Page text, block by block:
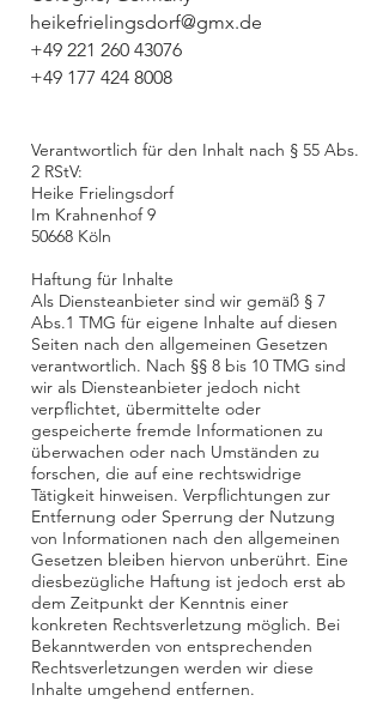
heikefrielingsdorf@gmx.de
+49 221 260 43076
+49 177 424 8008
Verantwortlich für den Inhalt nach § 55 Abs.
2 RStV:
Heike Frielingsdorf
Im Krahnenhof 9
50668 Köln
Haftung für Inhalte
Als Diensteanbieter sind wir gemäß § 7
Abs.1 TMG für eigene Inhalte auf diesen
Seiten nach den allgemeinen Gesetzen
verantwortlich. Nach §§ 8 bis 10 TMG sind
wir als Diensteanbieter jedoch nicht
verpflichtet, übermittelte oder
gespeicherte fremde Informationen zu
überwachen oder nach Umständen zu
forschen, die auf eine rechtswidrige
Tätigkeit hinweisen. Verpflichtungen zur
Entfernung oder Sperrung der Nutzung
von Informationen nach den allgemeinen
Gesetzen bleiben hiervon unberührt. Eine
diesbezügliche Haftung ist jedoch erst ab
dem Zeitpunkt der Kenntnis einer
konkreten Rechtsverletzung möglich. Bei
Bekanntwerden von entsprechenden
Rechtsverletzungen werden wir diese
Inhalte umgehend entfernen.